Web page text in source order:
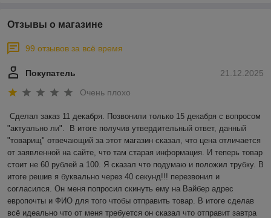
Отзывы о магазине
99 отзывов за всё время
21.12.2025
Покупатель
Очень плохо
Сделал заказ 11 декабря. Позвонили только 15 декабря с вопросом
"актуально ли".  В итоге получив утвердительный ответ, данный
"товарищ" отвечающий за этот магазин сказал, что цена отличается
от заявленной на сайте, что там старая информация. И теперь товар
стоит не 60 рублей а 100. Я сказал что подумаю и положил трубку. В
итоге решив я буквально через 40 секунд!!! перезвонил и
согласился. Он меня попросил скинуть ему на Вайбер адрес
европочты и ФИО для того чтобы отправить товар. В итоге сделав
всё идеально что от меня требуется он сказал что отправит завтра